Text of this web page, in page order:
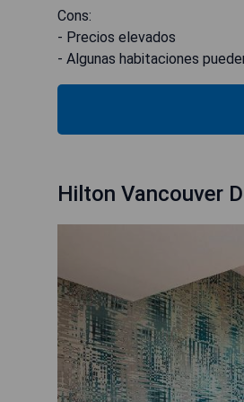
Cons:
- Precios elevados
- Algunas habitaciones
Hilton Vancouver